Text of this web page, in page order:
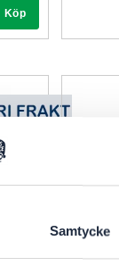
Samtycke
Köp